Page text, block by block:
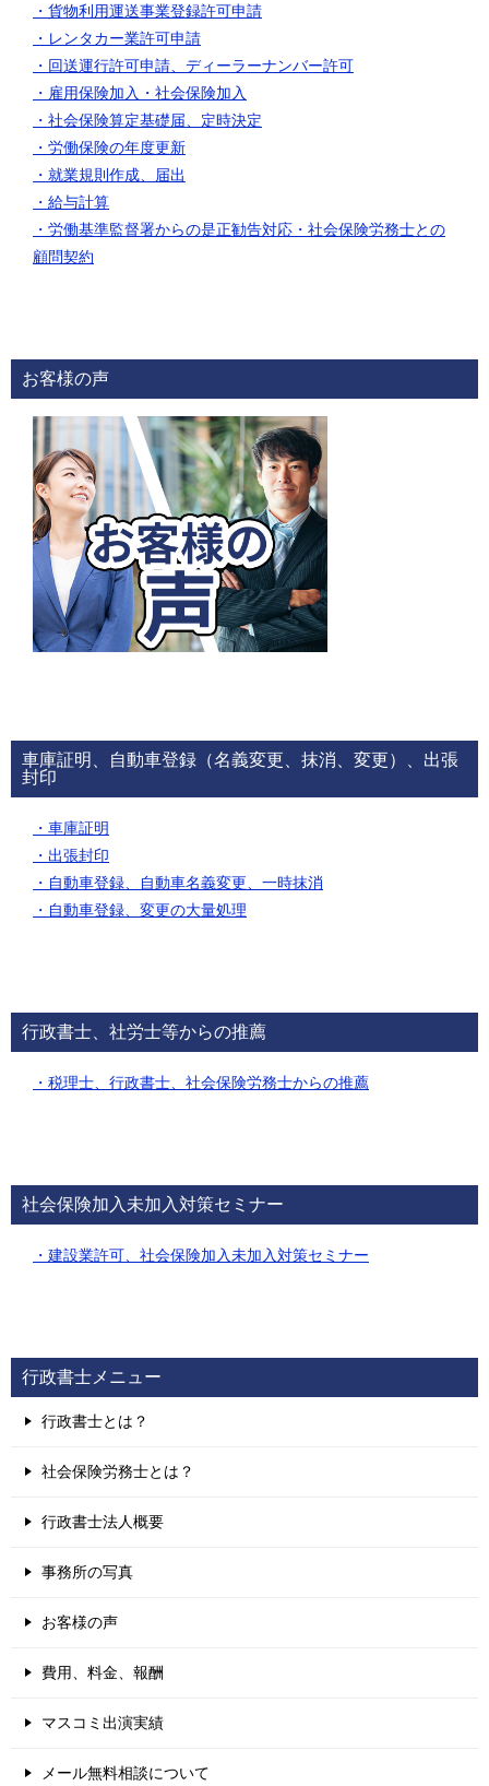
・貨物利用運送事業登録許可申請
・レンタカー業許可申請
・回送運行許可申請、ディーラーナンバー許可
・雇用保険加入 ・社会保険加入
・社会保険算定基礎届、定時決定
・労働保険の年度更新
・就業規則作成、届出
・給与計算
・労働基準監督署からの是正勧告対応 ・社会保険労務士との
顧問契約
お客様の声
車庫証明、自動車登録（名義変更、抹消、変更）、出張
封印
・車庫証明
・出張封印
・自動車登録、自動車名義変更、一時抹消
・自動車登録、変更の大量処理
行政書士、社労士等からの推薦
・税理士、行政書士、社会保険労務士からの推薦
社会保険加入未加入対策セミナー
・建設業許可、社会保険加入未加入対策セミナー
行政書士メニュー
行政書士とは？
社会保険労務士とは？
行政書士法人概要
事務所の写真
お客様の声
費用、料金、報酬
マスコミ出演実績
メール無料相談について